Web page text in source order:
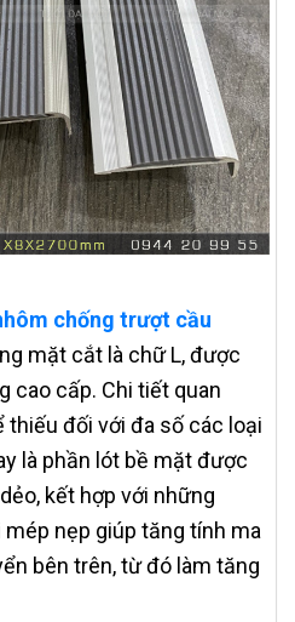
chống trượt cầu
mặt cắt là chữ L, được
cao cấp. Chi tiết quan
thiếu đối với đa số các loại
là phần lót bề mặt được
kết hợp với những
nẹp giúp tăng tính ma
bên trên, từ đó làm tăng